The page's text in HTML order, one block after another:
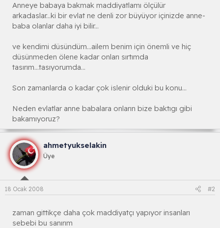
Anneye babaya bakmak maddiyatlamı ölçülür
arkadaslar...ki bir evlat ne denli zor büyüyor içinizde anne-
baba olanlar daha iyi bilir...
ve kendimi düsündüm...ailem benim için önemli ve hiç
düsünmeden ölene kadar onları sırtımda
tasırım...tasıyorumda...
Son zamanlarda o kadar çok islenir olduki bu konu...
Neden evlatlar anne babalara onların bize baktıgı gibi
bakamıyoruz?
ahmetyukselakin
Üye
18 Ocak 2008 #2
zaman gittikçe daha çok maddiyatçı yapıyor insanları
sebebi bu sanırım